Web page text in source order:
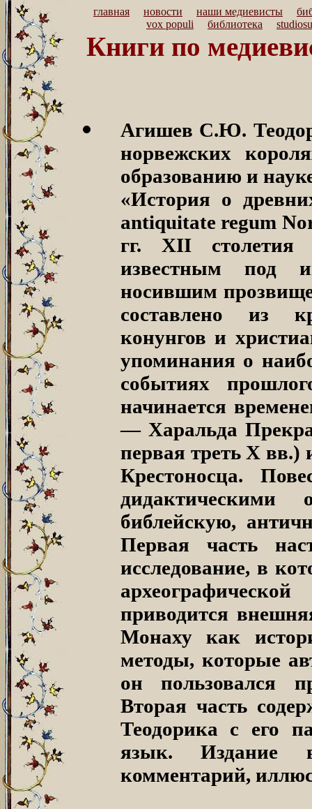
главная новости наши медиевисты
vox populi
библиотека
Книги по
Агишев С.Ю.
норвежских
образованию и
«История о
antiquitate regum
гг. XII столетия
известным под
носившим
составлено из
конунгов и
упоминания о
событиях
начинается
— Харальда
первая треть X вв.)
Крестоносца.
библейскую,
Первая часть
исследование, в
приводится
Монаху как
методы, которые
он пользовался
Вторая часть
Теодорика с его
язык. Издание
комментарий,